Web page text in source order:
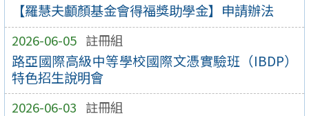
【羅慧夫顱顏基金會得福獎助學金】申請辦法
2026-06-05 註冊組
路亞國際高級中等學校國際文憑實驗班（IBDP）
特色招生說明會
2026-06-03 註冊組